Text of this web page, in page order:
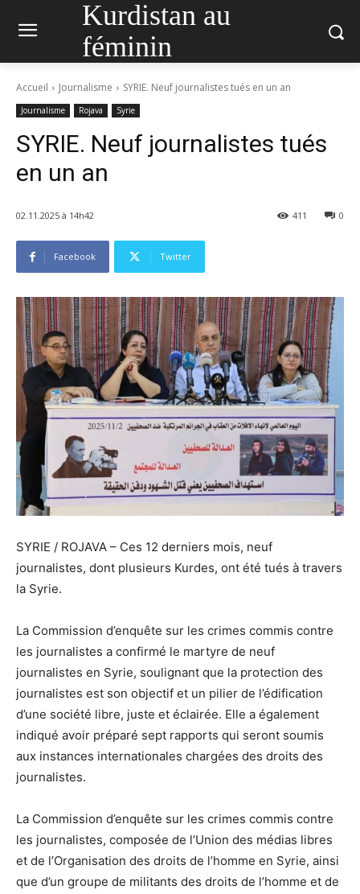
Kurdistan au
féminin
Accueil Journalisme SYRIE. Neuf journalistes tués en un an
Journalisme Rojava Syrie
SYRIE. Neuf journalistes tués
en un an
02.11.2025 à 14h42 0
411
Facebook Twitter
SYRIE / ROJAVA – Ces 12 derniers mois, neuf
journalistes, dont plusieurs Kurdes, ont été tués à travers
la Syrie.
La Commission d’enquête sur les crimes commis contre
les journalistes a confirmé le martyre de neuf
journalistes en Syrie, soulignant que la protection des
journalistes est son objectif et un pilier de l’édification
d’une société libre, juste et éclairée. Elle a également
indiqué avoir préparé sept rapports qui seront soumis
aux instances internationales chargées des droits des
journalistes.
La Commission d’enquête sur les crimes commis contre
les journalistes, composée de l’Union des médias libres
et de l’Organisation des droits de l’homme en Syrie, ainsi
que d’un groupe de militants des droits de l’homme et de